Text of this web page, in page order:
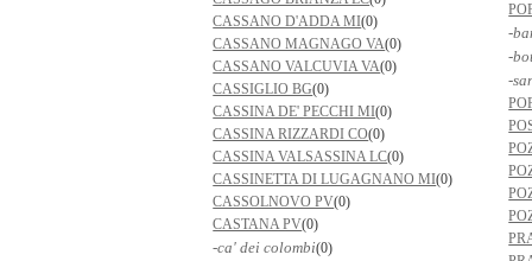
CASSANO D'ADDA MI(0)
CASSANO MAGNAGO VA(0)
CASSANO VALCUVIA VA(0)
CASSIGLIO BG(0)
CASSINA DE' PECCHI MI(0)
CASSINA RIZZARDI CO(0)
CASSINA VALSASSINA LC(0)
CASSINETTA DI LUGAGNANO MI(0)
CASSOLNOVO PV(0)
CASTANA PV(0)
-ca' dei colombi(0)
-
-
-